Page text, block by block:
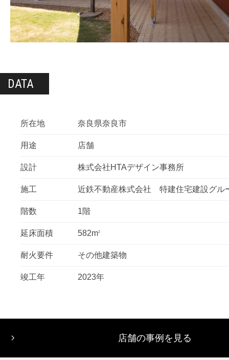
DATA
所在地 奈良県奈良市
用途 店舗
設計 株式会社HTAデザイン事務所
施工 近鉄不動産株式会社 特建住宅建設グル
階数 1階
延床面積 582m2
耐火要件 その他建築物
竣工年 2023年
店舗の事例を見る